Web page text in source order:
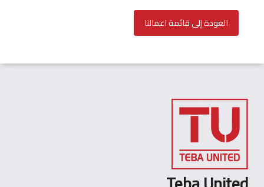
العودة إلى قائمة اعمالنا